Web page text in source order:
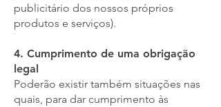
publicitário dos nossos próprios
produtos e serviços).
4. Cumprimento de uma obrigação
legal
Poderão existir também situações nas
quais, para dar cumprimento às